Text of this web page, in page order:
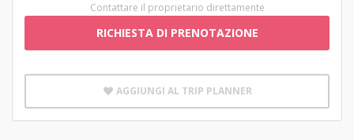
Contattare il proprietario direttamente
RICHIESTA DI PRENOTAZIONE
AGGIUNGI AL TRIP PLANNER